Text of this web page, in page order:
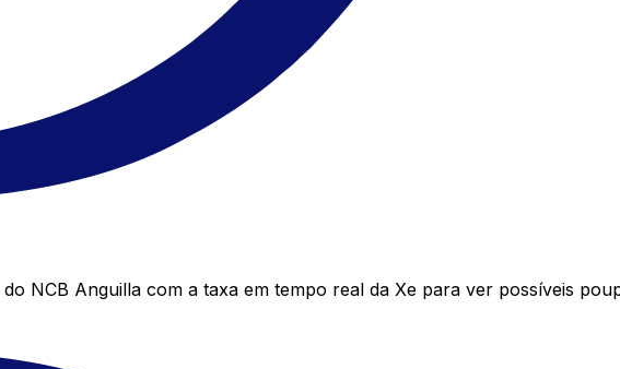
NCB Anguilla com a taxa em tempo real da Xe para ver possíveis